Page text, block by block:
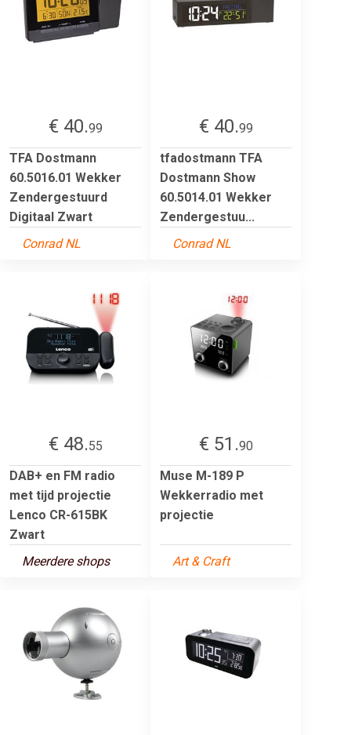
€ 40.99
TFA Dostmann
60.5016.01 Wekker
Zendergestuurd
Digitaal Zwart
Conrad NL
€ 40.99
tfadostmann TFA
Dostmann Show
60.5014.01 Wekker
Zendergestuu...
Conrad NL
€ 48.55
DAB+ en FM radio
met tijd projectie
Lenco CR-615BK
Zwart
Meerdere shops
€ 51.90
Muse M-189 P
Wekkerradio met
projectie
Art & Craft